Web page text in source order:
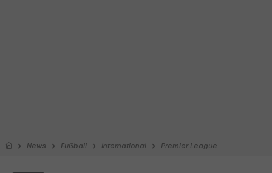
News Fußball International Premier League